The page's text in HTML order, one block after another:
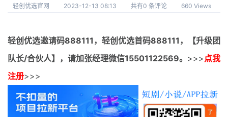
结算进度
地推项目报价
任务入门
无人直播
轻创优选官网 2023-12-13 08:13 共有0 条评论 660 Views
轻创优选邀请码888111， 轻创优选首码888111，【升级团
队长/合伙人】，请加张经理微信15501122569。 >>>点我
注册>>>